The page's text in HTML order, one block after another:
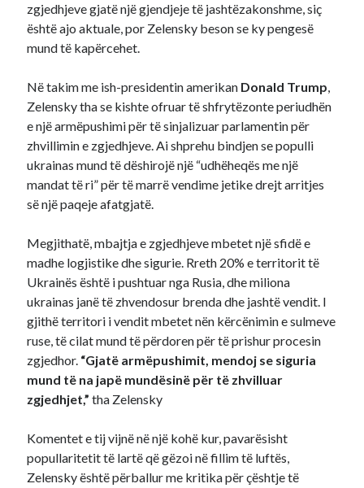
zgjedhjeve gjatë një gjendjeje të jashtëzakonshme, siç
është ajo aktuale, por Zelensky beson se ky pengesë
mund të kapërcehet.
Në takim me ish-presidentin amerikan Donald Trump,
Zelensky tha se kishte ofruar të shfrytëzonte periudhën
e një armëpushimi për të sinjalizuar parlamentin për
zhvillimin e zgjedhjeve. Ai shprehu bindjen se populli
ukrainas mund të dëshirojë një “udhëheqës me një
mandat të ri” për të marrë vendime jetike drejt arritjes
së një paqeje afatgjatë.
Megjithatë, mbajtja e zgjedhjeve mbetet një sfidë e
madhe logjistike dhe sigurie. Rreth 20% e territorit të
Ukrainës është i pushtuar nga Rusia, dhe miliona
ukrainas janë të zhvendosur brenda dhe jashtë vendit. I
gjithë territori i vendit mbetet nën kërcënimin e sulmeve
ruse, të cilat mund të përdoren për të prishur procesin
zgjedhor. “Gjatë armëpushimit, mendoj se siguria
mund të na japë mundësinë për të zhvilluar
zgjedhjet,” tha Zelensky
Komentet e tij vijnë në një kohë kur, pavarësisht
popullaritetit të lartë që gëzoi në fillim të luftës,
Zelensky është përballur me kritika për çështje të